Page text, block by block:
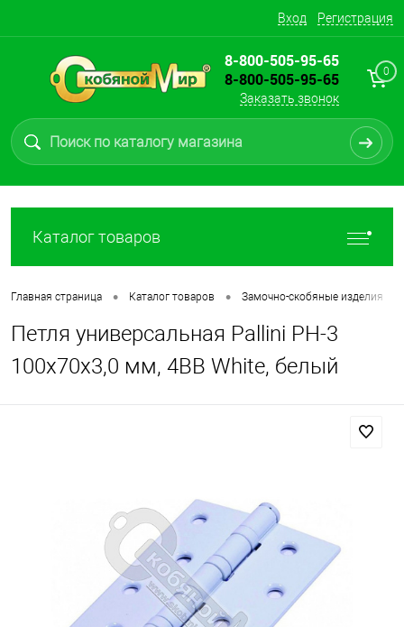
Вход Регистрация
8-800-505-95-65
8-800-505-95-65
Заказать звонок
0
Каталог товаров
Главная страница • Каталог товаров • Замочно-скобяные изделия
Петля универсальная Pallini PH-3
100х70х3,0 мм, 4BB White, белый